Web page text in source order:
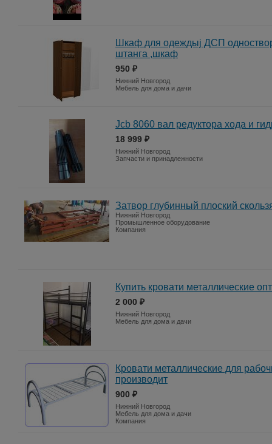
Шкаф для одеждыj ДСП
штанга ,шкаф
950 ₽
Нижний Новгород
Мебель для дома и дачи
Jcb 8060 вал редуктора хода и
18 999 ₽
Нижний Новгород
Запчасти и принадлежности
Затвор глубинный плоский
Нижний Новгород
Промышленное оборудование
Компания
Купить кровати металлические
2 000 ₽
Нижний Новгород
Мебель для дома и дачи
Кровати металлические для
производит
900 ₽
Нижний Новгород
Мебель для дома и дачи
Компания